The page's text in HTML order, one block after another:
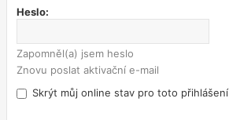
Heslo:
Zapomněl(a) jsem heslo
Znovu poslat aktivační e-mail
Skrýt můj online stav pro toto přihlášení